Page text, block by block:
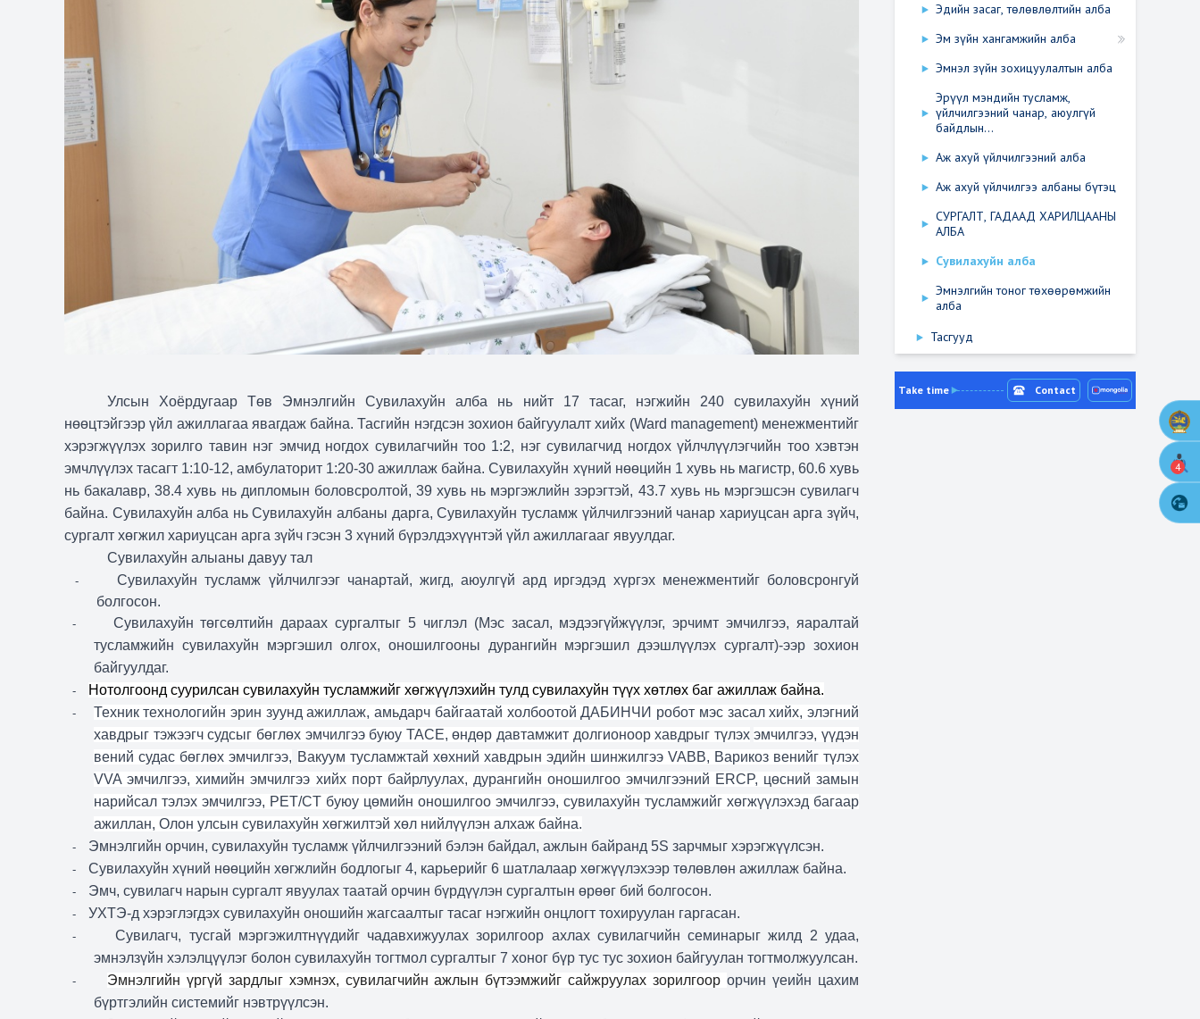
Улсын Хоёрдугаар Төв Эмнэлгийн Сувилахуйн алба нь нийт 17 тасаг, нэгжийн 240 сувилахуйн хүний
нөөцтэйгээр үйл ажиллагаа явагдаж байна. Тасгийн нэгдсэн зохион байгуулалт хийх (Ward management) менежментийг
хэрэгжүүлэх зорилго тавин нэг эмчид ногдох сувилагчийн тоо 1:2, нэг сувилагчид ногдох үйлчлүүлэгчийн тоо хэвтэн
эмчлүүлэх тасагт 1:10-12, амбулаторит 1:20-30 ажиллаж байна. Сувилахуйн хүний нөөцийн 1 хувь нь магистр, 60.6 хувь
нь бакалавр, 38.4 хувь нь дипломын боловсролтой, 39 хувь нь мэргэжлийн зэрэгтэй, 43.7 хувь нь мэргэшсэн сувилагч
байна. Сувилахуйн алба нь Сувилахуйн албаны дарга, Сувилахуйн тусламж үйлчилгээний чанар хариуцсан арга зүйч,
сургалт хөгжил хариуцсан арга зүйч гэсэн 3 хүний бүрэлдэхүүнтэй үйл ажиллагааг явуулдаг.
Сувилахуйн алыаны давуу тал
-
Сувилахуйн тусламж үйлчилгээг чанартай, жигд, аюулгүй ард иргэдэд хүргэх менежментийг боловсронгуй
болгосон.
-
Сувилахуйн төгсөлтийн дараах сургалтыг 5 чиглэл (Мэс засал, мэдээгүйжүүлэг, эрчимт эмчилгээ, яаралтай
тусламжийн сувилахуйн мэргэшил олгох, оношилгооны дурангийн мэргэшил дээшлүүлэх сургалт)-ээр зохион
байгуулдаг.
- Нотолгоонд суурилсан сувилахуйн тусламжийг хөгжүүлэхийн тулд сувилахуйн түүх хөтлөх баг ажиллаж байна.
-
Техник технологийн эрин зуунд ажиллаж, амьдарч байгаатай холбоотой ДАБИНЧИ робот мэс засал хийх, элэгний
хавдрыг тэжээгч судсыг бөглөх эмчилгээ буюу TACE, өндөр давтамжит долгионоор хавдрыг түлэх эмчилгээ, үүдэн
вений судас бөглөх эмчилгээ, Вакуум тусламжтай хөхний хавдрын эдийн шинжилгээ VABB, Варикоз венийг түлэх
VVA эмчилгээ, химийн эмчилгээ хийх порт байрлуулах, дурангийн оношилгоо эмчилгээний ERCP, цөсний замын
нарийсал тэлэх эмчилгээ, PET/CT буюу цөмийн оношилгоо эмчилгээ, сувилахуйн тусламжийг хөгжүүлэхэд багаар
ажиллан, Олон улсын сувилахуйн хөгжилтэй хөл нийлүүлэн алхаж байна.
- Эмнэлгийн орчин, сувилахуйн тусламж үйлчилгээний бэлэн байдал, ажлын байранд 5S зарчмыг хэрэгжүүлсэн.
- Сувилахуйн хүний нөөцийн хөгжлийн бодлогыг 4, карьерийг 6 шатлалаар хөгжүүлэхээр төлөвлөн ажиллаж байна.
- Эмч, сувилагч нарын сургалт явуулах таатай орчин бүрдүүлэн сургалтын өрөөг бий болгосон.
- УХТЭ-д хэрэглэгдэх сувилахуйн оношийн жагсаалтыг тасаг нэгжийн онцлогт тохируулан гаргасан.
-
Сувилагч, тусгай мэргэжилтнүүдийг чадавхижуулах зорилгоор ахлах сувилагчийн семинарыг жилд 2 удаа,
эмнэлзүйн хэлэлцүүлэг болон сувилахуйн тогтмол сургалтыг 7 хоног бүр тус тус зохион байгуулан тогтмолжуулсан.
- Эмнэлгийн үргүй зардлыг хэмнэх, сувилагчийн ажлын бүтээмжийг сайжруулах зорилгоорорчин үеийн цахим
бүртгэлийн системийг нэвтрүүлсэн.
Эдийн засаг, төлөвлөлтийн алба
Эм зүйн хангамжийн алба
Эмнэл зүйн зохицуулалтын алба
Эрүүл мэндийн тусламж,
үйлчилгээний чанар, аюулгүй
байдлын...
Аж ахуй үйлчилгээний алба
Аж ахуй үйлчилгээ албаны бүтэц
СУРГАЛТ, ГАДААД ХАРИЛЦААНЫ
АЛБА
Сувилахуйн алба
Эмнэлгийн тоног төхөөрөмжийн
алба
Тасгууд
Take time Contact
4